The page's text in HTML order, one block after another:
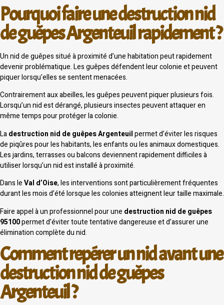
Pourquoi faire une destruction nid
de guêpes Argenteuil rapidement ?
Un nid de guêpes situé à proximité d’une habitation peut rapidement
devenir problématique. Les guêpes défendent leur colonie et peuvent
piquer lorsqu’elles se sentent menacées.
Contrairement aux abeilles, les guêpes peuvent piquer plusieurs fois.
Lorsqu’un nid est dérangé, plusieurs insectes peuvent attaquer en
même temps pour protéger la colonie.
Ladestruction nid de guêpes Argenteuilpermet d’éviter les risques
de piqûres pour les habitants, les enfants ou les animaux domestiques.
Les jardins, terrasses ou balcons deviennent rapidement difficiles à
utiliser lorsqu’un nid est installé à proximité.
Dans leVal d’Oise, les interventions sont particulièrement fréquentes
durant les mois d’été lorsque les colonies atteignent leur taille maximale.
Faire appel à un professionnel pour une destruction nid de guêpes
95100permet d’éviter toute tentative dangereuse et d’assurer une
élimination complète du nid.
Comment repérer un nid avant une
destruction nid de guêpes
Argenteuil ?